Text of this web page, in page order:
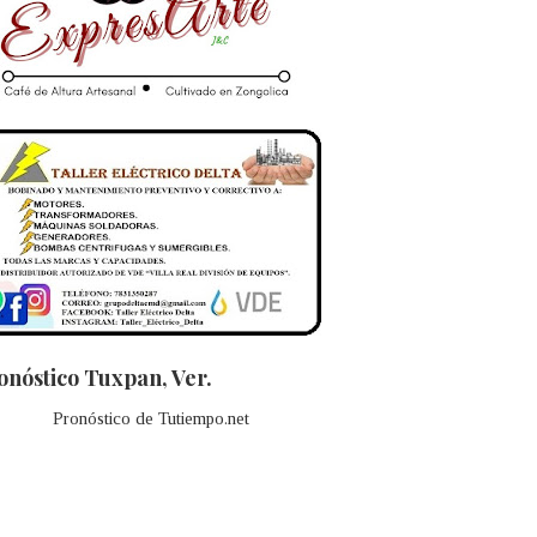
Tuxpan, Ver.
Pronóstico de Tutiempo.net